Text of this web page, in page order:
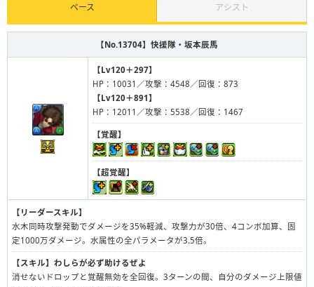
ベース アシスト
【No.13704】 快援隊・坂本辰馬
【Lv120＋297】
HP：10031／攻撃：4548／回復：873
【Lv120＋891】
HP：12011／攻撃：5538／回復：1467
【覚醒】
【超覚醒】
【リーダースキル】
水木同時攻撃発動でダメージを35%軽減、攻撃力が30倍、4コンボ加算、固
定1000万ダメージ。水属性の全パラメータが3.5倍。
【スキル】 わしらが必ず助けるぜよ
消せないドロップと覚醒無効を全回復。3ターンの間、自分のダメージ上限値